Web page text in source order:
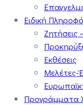
Ειδική
Εκθέσεις
Μελέτες-
Προγράμματα